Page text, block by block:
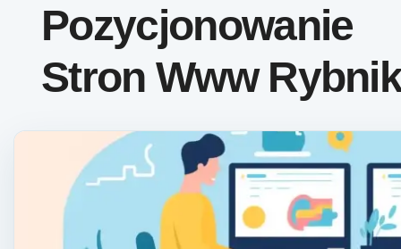
Pozycjonowanie
Stron Www